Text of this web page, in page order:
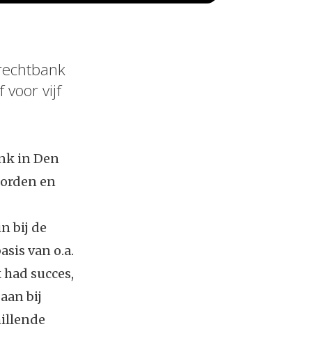
voor vijf
in Den
en
bij de
van o.a.
succes,
bij